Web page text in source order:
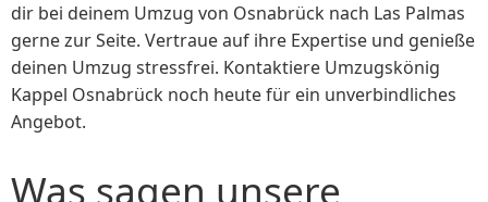
dir bei deinem Umzug von Osnabrück nach Las Palmas
gerne zur Seite. Vertraue auf ihre Expertise und genieße
deinen Umzug stressfrei. Kontaktiere Umzugskönig
Kappel Osnabrück noch heute für ein unverbindliches
Angebot.
Was sagen unsere